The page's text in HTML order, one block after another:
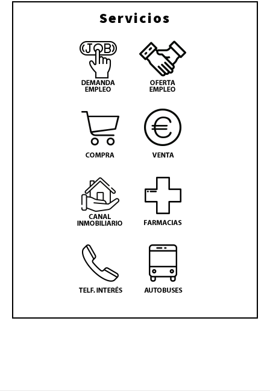
Servicios